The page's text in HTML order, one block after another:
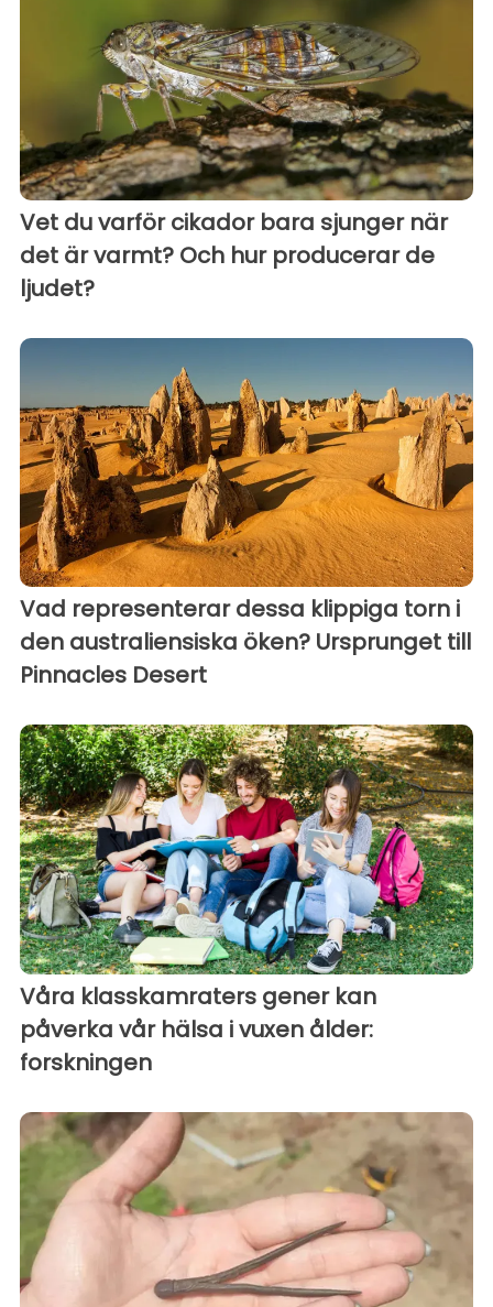
Vet du varför cikador bara sjunger när
det är varmt? Och hur producerar de
ljudet?
Vad representerar dessa klippiga torn i
den australiensiska öken? Ursprunget till
Pinnacles Desert
Våra klasskamraters gener kan
påverka vår hälsa i vuxen ålder:
forskningen